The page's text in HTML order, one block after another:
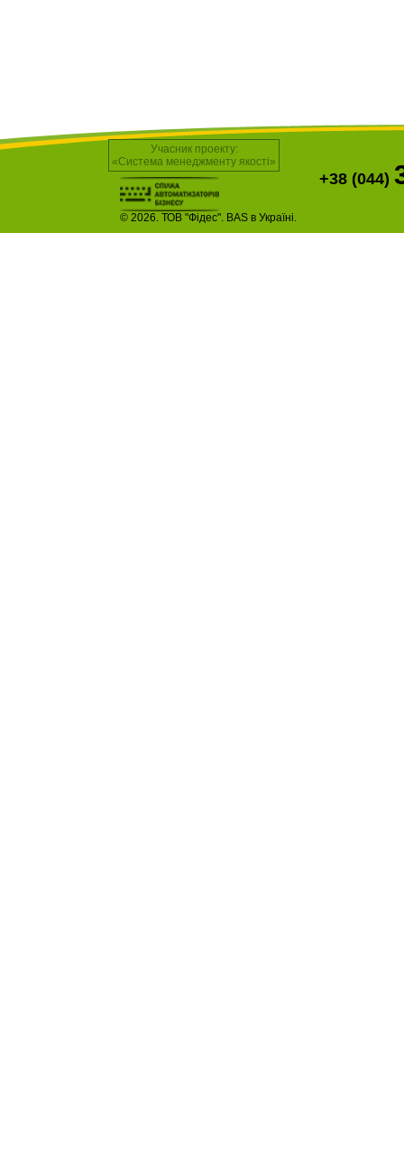
Учасник проекту:
«Система менеджменту якості»
© 2026. ТОВ "Фідес". BAS в Україні.
+38 (044)